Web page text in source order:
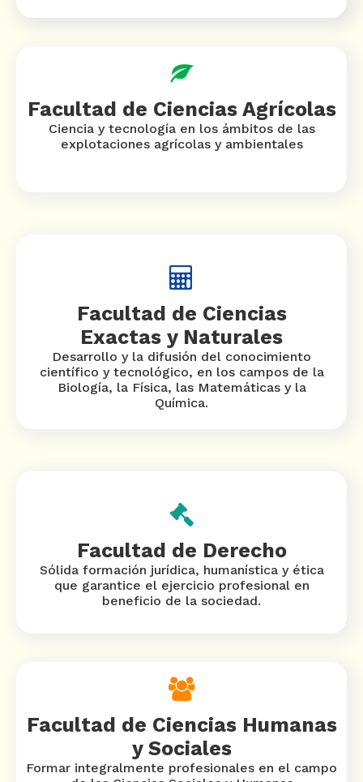
Facultad de Ciencias Agrícolas
Ciencia y tecnología en los ámbitos de las
explotaciones agrícolas y ambientales
Facultad de Ciencias
Exactas y Naturales
Desarrollo y la difusión del conocimiento
científico y tecnológico, en los campos de la
Biología, la Física, las Matemáticas y la
Química.
Facultad de Derecho
Sólida formación jurídica, humanística y ética
que garantice el ejercicio profesional en
beneficio de la sociedad.
Facultad de Ciencias Humanas
y Sociales
Formar integralmente profesionales en el campo